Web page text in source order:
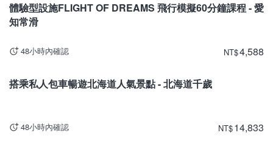
體驗型設施FLIGHT OF DREAMS 飛行模擬60分鐘課程 - 愛
知常滑
48小時內確認 NT$4,588
搭乘私人包車暢遊北海道人氣景點 - 北海道千歲
48小時內確認 NT$14,833